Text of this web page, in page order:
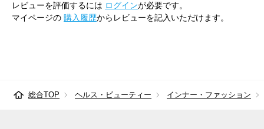
レビューを評価するには ログインが必要です。
マイページの 購入履歴からレビューを記入いただけます。
総合TOP ヘルス・ビューティー インナー・ファッション